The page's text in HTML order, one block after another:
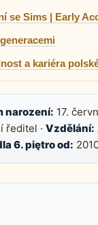
se Sims | Early
a kariéra
narození: 17.
ředitel · Vzdělání:
6. piętro od: